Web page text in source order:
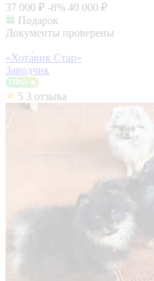
37 000 ₽ -8% 40 000 ₽
Подарок
Документы проверены
«Хота́вик Стар»
Заводчик
5 3 отзыва